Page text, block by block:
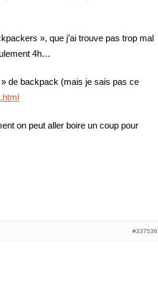
», que j’ai trouve pas trop mal
4h…
de backpack (mais je sais pas ce
on peut aller boire un coup pour
#337536